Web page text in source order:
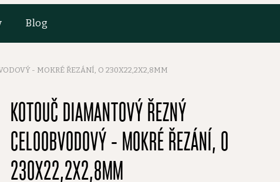
Blog
- MOKRÉ ŘEZÁNÍ, O 230X22,2X2,8MM
KOTOUČ DIAMANTOVÝ ŘEZNÝ
CELOOBVODOVÝ - MOKRÉ ŘEZÁNÍ, O
230X22,2X2,8MM